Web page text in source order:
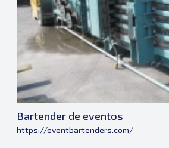
Bartender de eventos
https://eventbartenders.com/